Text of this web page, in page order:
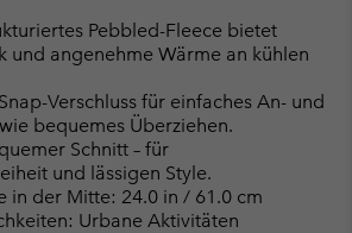
Pebbled-Fleece bietet
und angenehme Wärme an kühlen
Verschluss für einfaches An- und
bequemes Überziehen.
Schnitt – für
und lässigen Style.
in der Mitte: 24.0 in / 61.0 cm
Urbane Aktivitäten